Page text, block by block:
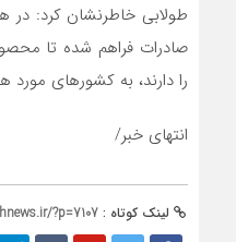
طولابی خاطرنشان کرد: در
صادرات فراهم شده تا
را دارند، به کشورهای
انتهای خبر/
لینک کوتاه : ?p=7107